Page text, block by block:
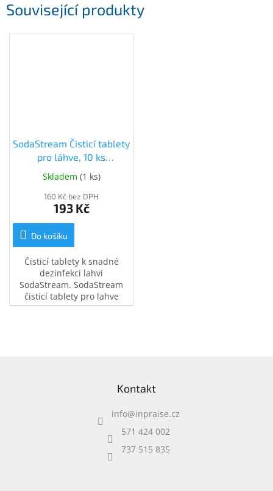
Související produkty
SodaStream Čisticí tablety
pro láhve, 10 ks
(40023154)
Skladem (1 ks)
160 Kč bez DPH
193 Kč
Do košíku
Čisticí tablety k snadné
dezinfekci lahví
SodaStream. SodaStream
čisticí tablety pro lahve
odstraní rychle nebezpečné
Kontakt
info@inpraise.cz
571 424 002
737 515 835